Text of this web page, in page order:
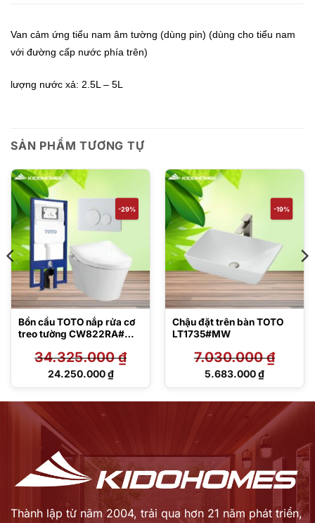
Van cảm ứng tiểu nam âm tường (dùng pin) (dùng cho tiểu nam
với đường cấp nước phía trên)
lượng nước xả: 2.5L – 5L
SẢN PHẨM TƯƠNG TỰ
-29%
Bồn cầu TOTO nắp rửa cơ
treo tường CW822RA#W
MB176G#WH
34.325.000₫
Giá
24.250.000₫
Giá
-19%
Chậu đặt trên bàn TOTO
LT1735#MW
7.030.000₫
Giá
7.030.000 ₫.
5.683.000₫
Giá
5.683.000 ₫.
Thành lập từ năm 2004, trải qua hơn 21 năm phát triển,